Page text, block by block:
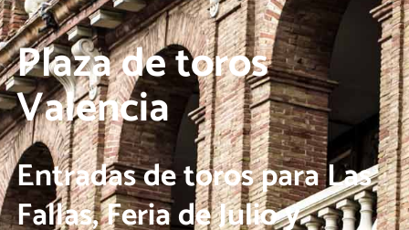
Plaza de toros
Valencia
Entradas de toros para Las
Fallas, Feria de Julio y